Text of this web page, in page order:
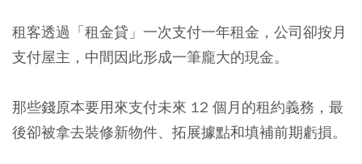
租客透過「租金貸」一次支付一年租金，公司卻按月
支付屋主，中間因此形成一筆龐大的現金。
那些錢原本要用來支付未來 12 個月的租約義務，最
後卻被拿去裝修新物件、拓展據點和填補前期虧損。